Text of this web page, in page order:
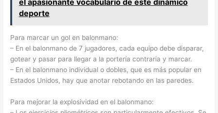
deporte
Para marcar un gol en balonmano:
– En el balonmano de 7 jugadores, cada equipo debe disparar,
gotear y pasar para llegar a la portería contraria y marcar.
– En el balonmano individual o dobles, que es más popular en
Estados Unidos, hay que anotar rebotando en las paredes.
Para mejorar la explosividad en el balonmano: